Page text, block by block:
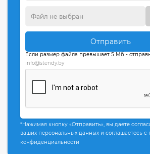
Отправить
Если размер файла превышает 5 Мб -
info@stendy.by
*Нажимая кнопку «Отправить», вы даете
ваших персональных данных и соглашаетесь с
конфиденциальности